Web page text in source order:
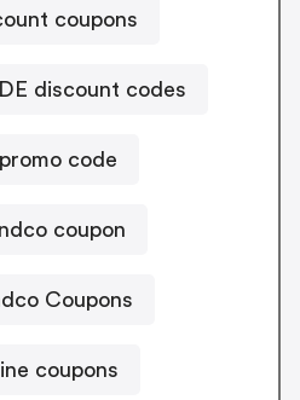
coupons
discount codes
code
coupon
Coupons
coupons